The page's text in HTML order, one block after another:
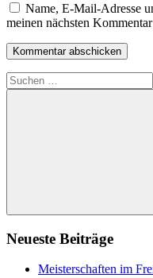
Name, E-Mail-Adresse
meinen nächsten
Suchen
nach:
Neueste Beiträge
Meisterschaften im